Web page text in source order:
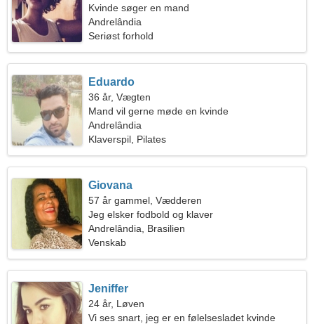
Kvinde søger en mand
Andrelândia
Seriøst forhold
Eduardo
36 år, Vægten
Mand vil gerne møde en kvinde
Andrelândia
Klaverspil, Pilates
Giovana
57 år gammel, Vædderen
Jeg elsker fodbold og klaver
Andrelândia, Brasilien
Venskab
Jeniffer
24 år, Løven
Vi ses snart, jeg er en følelsesladet kvinde